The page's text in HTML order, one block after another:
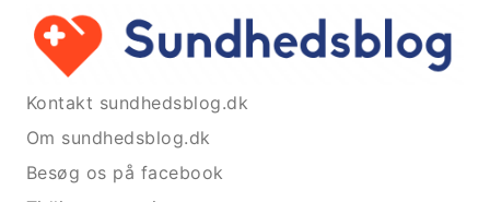
Kontakt sundhedsblog.dk
Om sundhedsblog.dk
Besøg os på facebook